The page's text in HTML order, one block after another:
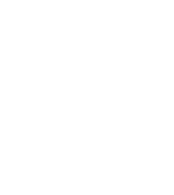
stehen insbesondere die ästhetische
weiblichen Brust und die nicht operative
und Dr. med. Susanne Hüttinger durch die
Chirurgie